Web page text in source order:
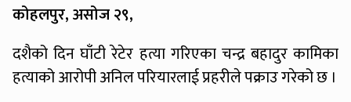
कोहलपुर, असोज २९,
दशैको दिन घाँटी रेटेर हत्या गरिएका चन्द्र बहादुर कामिका
हत्याको आरोपी अनिल परियारलाई प्रहरीले पक्राउ गरेको छ ।